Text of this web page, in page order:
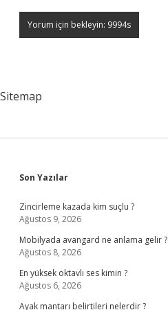
Sitemap
Sidebar
Son Yazılar
Zincirleme kazada kim suçlu ?
Ağustos 9, 2026
Mobilyada avangard ne anlama gelir ?
Ağustos 8, 2026
En yüksek oktavlı ses kimin ?
Ağustos 6, 2026
Ayak mantarı belirtileri nelerdir ?